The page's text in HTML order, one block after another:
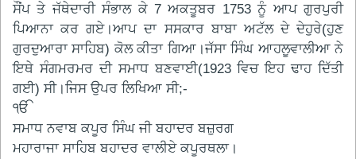
ਸੌਂਪ ਤੇ ਜੱਥੇਦਾਰੀ ਸੰਭਾਲ ਕੇ 7 ਅਕਤੂਬਰ 1753 ਨੂੰ ਆਪ ਗੁਰਪੁਰੀ
ਪਿਆਨਾ ਕਰ ਗਏ।ਆਪ ਦਾ ਸਸਕਾਰ ਬਾਬਾ ਅਟੱਲ ਦੇ ਦੇਹੁਰੇ(ਹੁਣ
ਗੁਰਦੁਆਰਾ ਸਾਹਿਬ) ਕੋਲ ਕੀਤਾ ਗਿਆ।ਜੱਸਾ ਸਿੰਘ ਆਹਲੂਵਾਲੀਆ ਨੇ
ਇਥੇ ਸੰਗਮਰਮਰ ਦੀ ਸਮਾਧ ਬਣਵਾਈ(1923 ਵਿਚ ਇਹ ਢਾਹ ਦਿੱਤੀ
ਗਈ) ਸੀ।ਜਿਸ ਉਪਰ ਲਿਖਿਆ ਸੀ;-
ੴ
ਸਮਾਧ ਨਵਾਬ ਕਪੂਰ ਸਿੰਘ ਜੀ ਬਹਾਦਰ ਬਜ਼ੁਰਗ
ਮਹਾਰਾਜਾ ਸਾਹਿਬ ਬਹਾਦਰ ਵਾਲੀਏ ਕਪੂਰਥਲਾ।